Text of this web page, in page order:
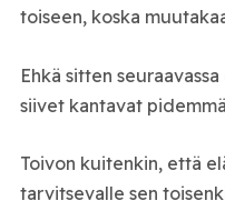
toiseen, koska
Ehkä sitten
siivet kantavat
Toivon kuitenkin, että
tarvitsevalle sen